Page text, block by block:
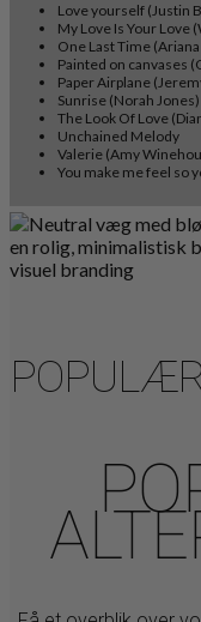
Love yourself (Justin
My Love Is Your Love
One Last Time
Painted on canvases
Paper Airplane
Sunrise (Norah Jones)
The Look Of Love
Unchained Melody
Valerie (Amy
You make me feel so